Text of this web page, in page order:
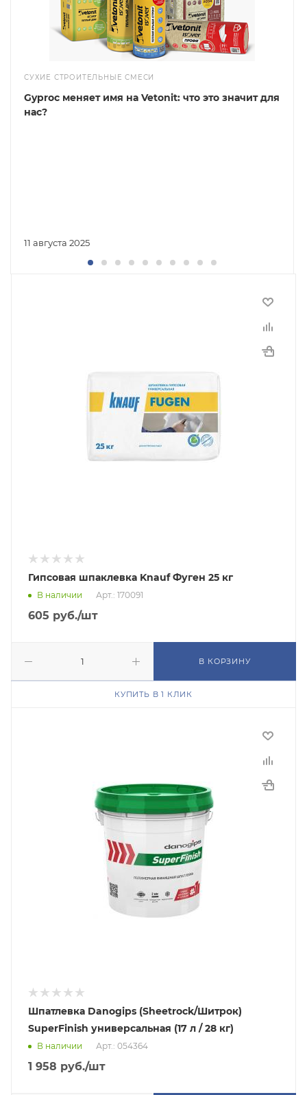
СУХИЕ СТРОИТЕЛЬНЫЕ СМЕСИ
11 августа 2025
Gyproc меняет имя на Vetonit: что это значит для
нас?
Гипсовая шпаклевка Knauf Фуген 25 кг
В наличии Арт.: 170091
605 руб./шт
В КОРЗИНУ
КУПИТЬ В 1 КЛИК
Шпатлевка Danogips (Sheetrock/Шитрок)
SuperFinish универсальная (17 л / 28 кг)
В наличии Арт.: 054364
1 958 руб./шт